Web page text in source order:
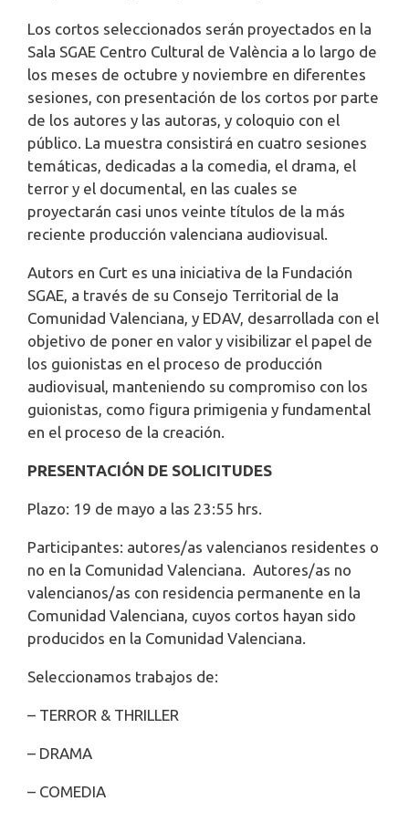
Los cortos seleccionados serán proyectados en la
Sala SGAE Centro Cultural de València a lo largo de
los meses de octubre y noviembre en diferentes
sesiones, con presentación de los cortos por parte
de los autores y las autoras, y coloquio con el
público. La muestra consistirá en cuatro sesiones
temáticas, dedicadas a la comedia, el drama, el
terror y el documental, en las cuales se
proyectarán casi unos veinte títulos de la más
reciente producción valenciana audiovisual.
Autors en Curt es una iniciativa de la Fundación
SGAE, a través de su Consejo Territorial de la
Comunidad Valenciana, y EDAV, desarrollada con el
objetivo de poner en valor y visibilizar el papel de
los guionistas en el proceso de producción
audiovisual, manteniendo su compromiso con los
guionistas, como figura primigenia y fundamental
en el proceso de la creación.
PRESENTACIÓN DE SOLICITUDES
Plazo: 19 de mayo a las 23:55 hrs.
Participantes: autores/as valencianos residentes o
no en la Comunidad Valenciana. Autores/as no
valencianos/as con residencia permanente en la
Comunidad Valenciana, cuyos cortos hayan sido
producidos en la Comunidad Valenciana.
Seleccionamos trabajos de:
– TERROR & THRILLER
– DRAMA
– COMEDIA